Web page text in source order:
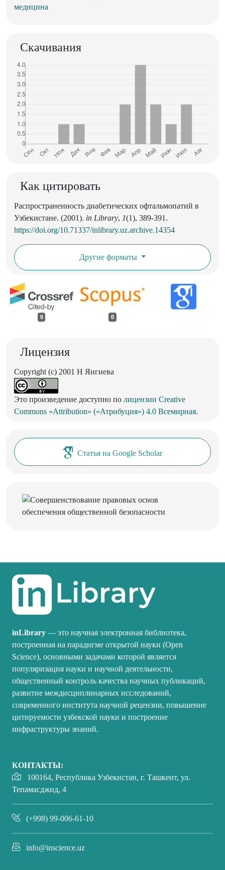
медицина
Скачивания
Как цитировать
Распространенность диабетических офтальмопатий в
Узбекистане. (2001). in Library, 1(1), 389-391.
https://doi.org/10.71337/inlibrary.uz.archive.14354
Другие форматы
0 0
Лицензия
Copyright (c) 2001 Н Янгиева
Это произведение доступно по лицензии Creative
Commons «Attribution» («Атрибуция») 4.0 Всемирная.
Статья на Google Scholar
inLibrary — это научная электронная библиотека,
построенная на парадигме открытой науки (Open
Science), основными задачами которой является
популяризация науки и научной деятельности,
общественный контроль качества научных публикаций,
развитие междисциплинарных исследований,
современного института научной рецензии, повышение
цитируемости узбекской науки и построение
инфраструктуры знаний.
КОНТАКТЫ:
100164, Республика Узбекистан, г. Ташкент, ул.
Тепамасджид, 4
(+998) 99-006-61-10
info@inscience.uz